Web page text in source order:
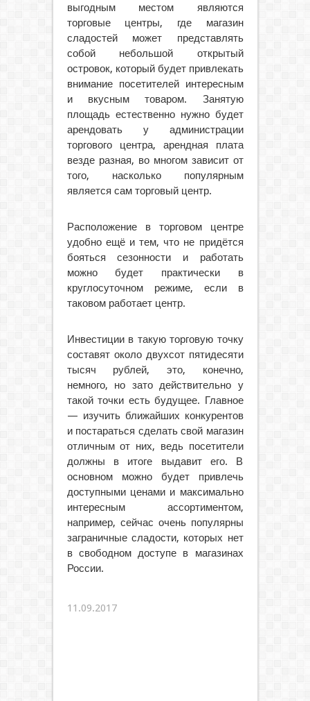
выгодным местом являются
торговые центры, где магазин
сладостей может представлять
собой небольшой открытый
островок, который будет привлекать
внимание посетителей интересным
и вкусным товаром. Занятую
площадь естественно нужно будет
арендовать у администрации
торгового центра, арендная плата
везде разная, во многом зависит от
того, насколько популярным
является сам торговый центр.
Расположение в торговом центре
удобно ещё и тем, что не придётся
бояться сезонности и работать
можно будет практически в
круглосуточном режиме, если в
таковом работает центр.
Инвестиции в такую торговую точку
составят около двухсот пятидесяти
тысяч рублей, это, конечно,
немного, но зато действительно у
такой точки есть будущее. Главное
— изучить ближайших конкурентов
и постараться сделать свой магазин
отличным от них, ведь посетители
должны в итоге выдавит его. В
основном можно будет привлечь
доступными ценами и максимально
интересным ассортиментом,
например, сейчас очень популярны
заграничные сладости, которых нет
в свободном доступе в магазинах
России.
11.09.2017